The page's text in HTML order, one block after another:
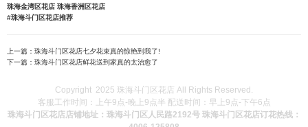
珠海金湾区花店 珠海香洲区花店
#珠海斗门区花店推荐
上一篇： 珠海斗门区花店七夕花束真的惊艳到我了!
下一篇： 珠海斗门区花店鲜花送到家真的太治愈了
Copyright 2025 珠海斗门区花店 All Rights Reserved.
客服工作时间：上午9点-晚上9点半 配送时间：早上9点-下午6点
珠海斗门区花店店铺地址：珠海斗门区人民路2192号 珠海斗门区花店订花热线：